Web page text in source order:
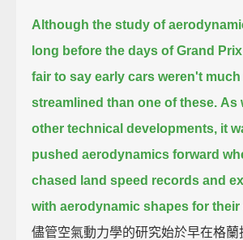
Although the study of
long before the days of Grand
fair to say early cars weren't
streamlined than one of these. As
other technical developments, it
pushed aerodynamics forward
chased land speed records and
with aerodynamic shapes for their
儘管空氣動力學的研究始於早在格蘭